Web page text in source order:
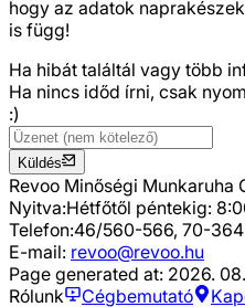
hogy az adatok
is függ!
Ha hibát találtál vagy több
Ha nincs időd írni, csak
:)
Küldés
Revoo Minőségi Munkaruha
Nyitva:Hétfőtől péntekig:
Telefon:46/560-566, 70-
E-mail: revoo@revoo.hu
Page generated at: 2026.
Rólunk
Cégbemutató